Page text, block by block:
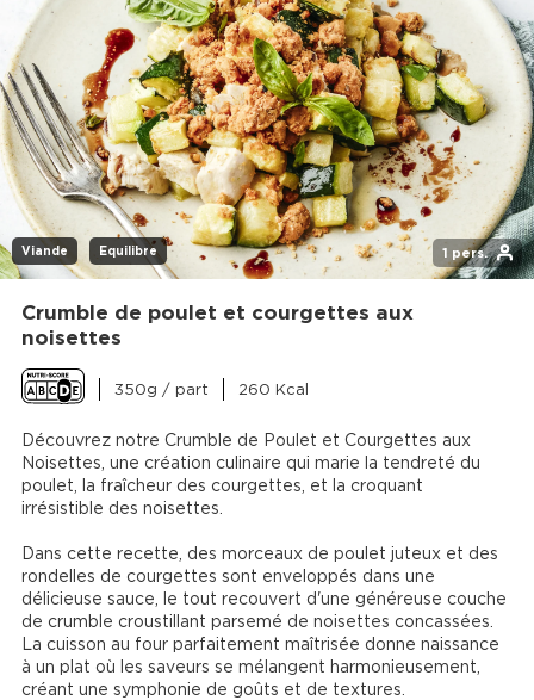
Viande Equilibre 1 pers.
Crumble de poulet et courgettes aux
noisettes
350g / part 260 Kcal
Découvrez notre Crumble de Poulet et Courgettes aux
Noisettes, une création culinaire qui marie la tendreté du
poulet, la fraîcheur des courgettes, et la croquant
irrésistible des noisettes.
Dans cette recette, des morceaux de poulet juteux et des
rondelles de courgettes sont enveloppés dans une
délicieuse sauce, le tout recouvert d'une généreuse couche
de crumble croustillant parsemé de noisettes concassées.
La cuisson au four parfaitement maîtrisée donne naissance
à un plat où les saveurs se mélangent harmonieusement,
créant une symphonie de goûts et de textures.